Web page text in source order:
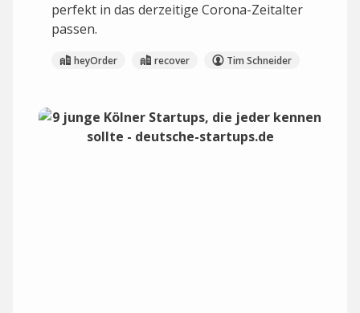
perfekt in das derzeitige Corona-Zeitalter
passen.
heyOrder recover Tim Schneider